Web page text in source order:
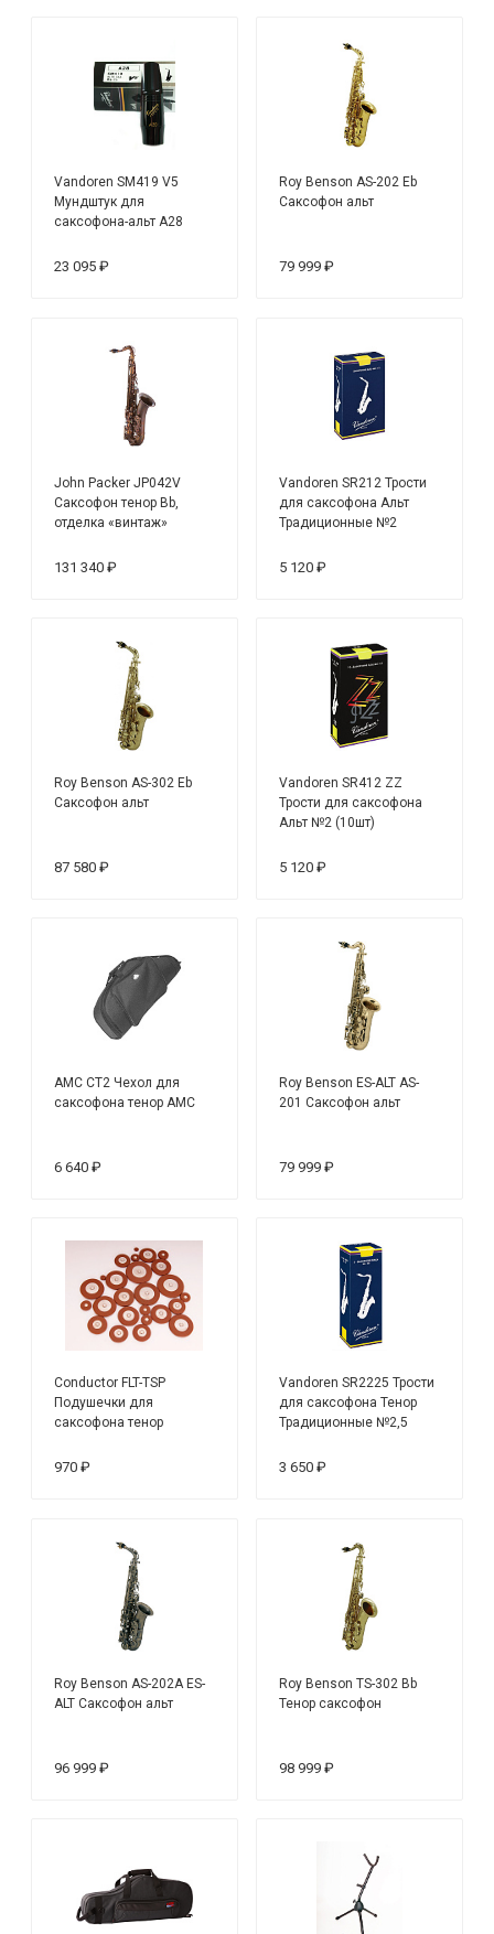
Vandoren SM419 V5
Мундштук для
саксофона-альт A28
23 095 ₽
Roy Benson AS-202 Eb
Саксофон альт
79 999 ₽
John Packer JP042V
Саксофон тенор Bb,
отделка «винтаж»
131 340 ₽
Vandoren SR212 Трости
для саксофона Альт
Традиционные №2
5 120 ₽
Roy Benson AS-302 Eb
Саксофон альт
87 580 ₽
Vandoren SR412 ZZ
Трости для саксофона
Альт №2 (10шт)
5 120 ₽
AMC СТ2 Чехол для
саксофона тенор АМС
6 640 ₽
Roy Benson ES-ALT AS-
201 Саксофон альт
79 999 ₽
Conductor FLT-TSP
Подушечки для
саксофона тенор
970 ₽
Vandoren SR2225 Трости
для саксофона Тенор
Традиционные №2,5
3 650 ₽
Roy Benson AS-202A ES-
ALT Саксофон альт
96 999 ₽
Roy Benson TS-302 Bb
Тенор саксофон
98 999 ₽